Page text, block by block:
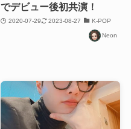
でデビュー後初共演！
2020-07-29 2023-08-27 K-POP
Neon